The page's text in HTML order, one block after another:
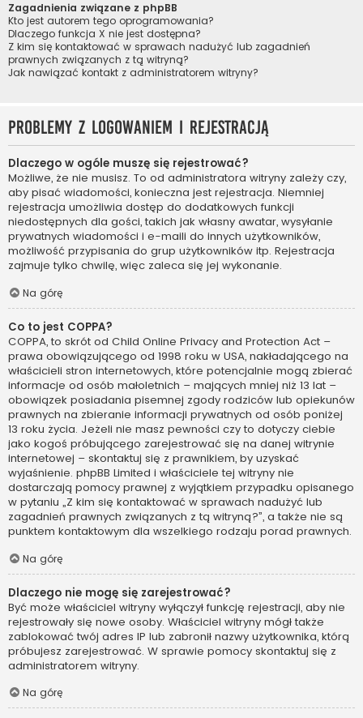
Zagadnienia związane z phpBB
Kto jest autorem tego oprogramowania?
Dlaczego funkcja X nie jest dostępna?
Z kim się kontaktować w sprawach nadużyć lub zagadnień
prawnych związanych z tą witryną?
Jak nawiązać kontakt z administratorem witryny?
Problemy z logowaniem i rejestracją
Dlaczego w ogóle muszę się rejestrować?
Możliwe, że nie musisz. To od administratora witryny zależy czy,
aby pisać wiadomości, konieczna jest rejestracja. Niemniej
rejestracja umożliwia dostęp do dodatkowych funkcji
niedostępnych dla gości, takich jak własny awatar, wysyłanie
prywatnych wiadomości i e-maili do innych użytkowników,
możliwość przypisania do grup użytkowników itp. Rejestracja
zajmuje tylko chwilę, więc zaleca się jej wykonanie.
Na górę
Co to jest COPPA?
COPPA, to skrót od Child Online Privacy and Protection Act –
prawa obowiązującego od 1998 roku w USA, nakładającego na
właścicieli stron internetowych, które potencjalnie mogą zbierać
informacje od osób małoletnich – mających mniej niż 13 lat –
obowiązek posiadania pisemnej zgody rodziców lub opiekunów
prawnych na zbieranie informacji prywatnych od osób poniżej
13 roku życia. Jeżeli nie masz pewności czy to dotyczy ciebie
jako kogoś próbującego zarejestrować się na danej witrynie
internetowej – skontaktuj się z prawnikiem, by uzyskać
wyjaśnienie. phpBB Limited i właściciele tej witryny nie
dostarczają pomocy prawnej z wyjątkiem przypadku opisanego
w pytaniu „Z kim się kontaktować w sprawach nadużyć lub
zagadnień prawnych związanych z tą witryną?”, a także nie są
punktem kontaktowym dla wszelkiego rodzaju porad prawnych.
Na górę
Dlaczego nie mogę się zarejestrować?
Być może właściciel witryny wyłączył funkcję rejestracji, aby nie
rejestrowały się nowe osoby. Właściciel witryny mógł także
zablokować twój adres IP lub zabronił nazwy użytkownika, którą
próbujesz zarejestrować. W sprawie pomocy skontaktuj się z
administratorem witryny.
Na górę